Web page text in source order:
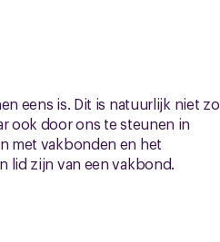
eens is. Dit is natuurlijk niet zo
ook door ons te steunen in
met vakbonden en het
lid zijn van een vakbond.